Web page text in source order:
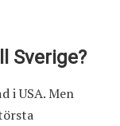
Sverige?
i USA. Men